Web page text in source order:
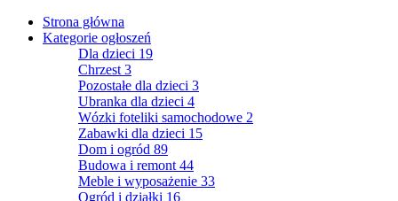
Strona główna
Kategorie ogłoszeń
Dla dzieci 19
Chrzest 3
Pozostałe dla dzieci 3
Ubranka dla dzieci 4
Wózki foteliki samochodowe 2
Zabawki dla dzieci 15
Dom i ogród 89
Budowa i remont 44
Meble i wyposażenie 33
Ogród i działki 16